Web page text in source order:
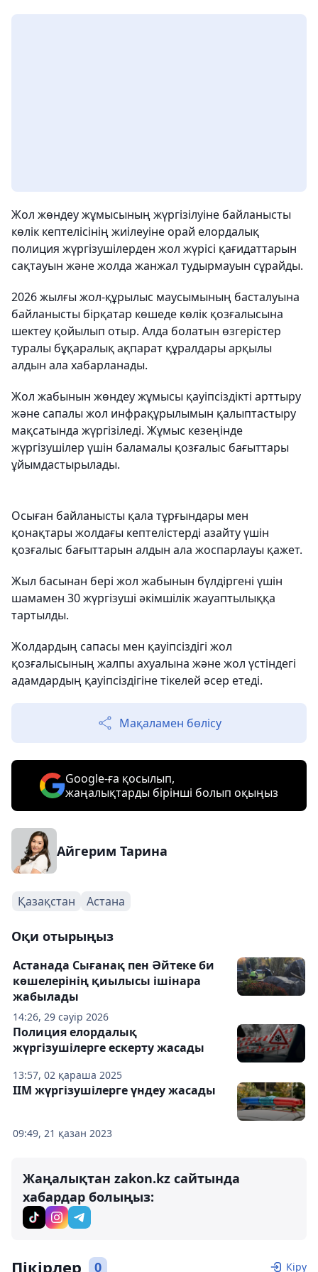
Жол жөндеу жұмысының жүргізілуіне байланысты
көлік кептелісінің жиілеуіне орай елордалық
полиция жүргізушілерден жол жүрісі қағидаттарын
сақтауын және жолда жанжал тудырмауын сұрайды.
2026 жылғы жол-құрылыс маусымының басталуына
байланысты бірқатар көшеде көлік қозғалысына
шектеу қойылып отыр. Алда болатын өзгерістер
туралы бұқаралық ақпарат құралдары арқылы
алдын ала хабарланады.
Жол жабынын жөндеу жұмысы қауіпсіздікті арттыру
және сапалы жол инфрақұрылымын қалыптастыру
мақсатында жүргізіледі. Жұмыс кезеңінде
жүргізушілер үшін баламалы қозғалыс бағыттары
ұйымдастырылады.
Осыған байланысты қала тұрғындары мен
қонақтары жолдағы кептелістерді азайту үшін
қозғалыс бағыттарын алдын ала жоспарлауы қажет.
Жыл басынан бері жол жабынын бүлдіргені үшін
шамамен 30 жүргізуші әкімшілік жауаптылыққа
тартылды.
Жолдардың сапасы мен қауіпсіздігі жол
қозғалысының жалпы ахуалына және жол үстіндегі
адамдардың қауіпсіздігіне тікелей әсер етеді.
Мақаламен бөлісу
Google-ға қосылып,
жаңалықтарды бірінші болып оқыңыз
Айгерим Тарина
Қазақстан Астана
Оқи отырыңыз
14:26, 29 сәуір 2026
Астанада Сығанақ пен Әйтеке би
көшелерінің қиылысы ішінара
жабылады
13:57, 02 қараша 2025
Полиция елордалық
жүргізушілерге ескерту жасады
09:49, 21 қазан 2023
ІІМ жүргізушілерге үндеу жасады
Жаңалықтан zakon.kz сайтында
хабардар болыңыз:
Пікірлер 0 Кіру